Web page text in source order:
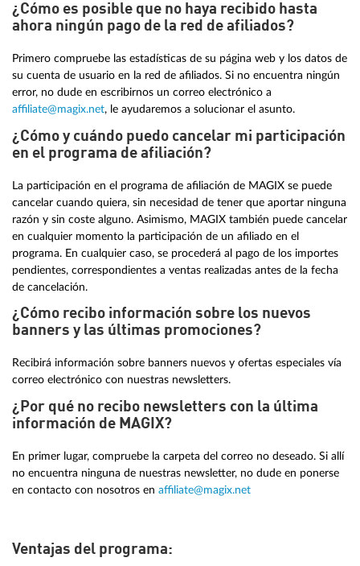
¿Cómo es posible que no haya recibido hasta
ahora ningún pago de la red de afiliados?
Primero compruebe las estadísticas de su página web y los datos de
su cuenta de usuario en la red de afiliados. Si no encuentra ningún
error, no dude en escribirnos un correo electrónico a
affiliate@magix.net, le ayudaremos a solucionar el asunto.
¿Cómo y cuándo puedo cancelar mi participación
en el programa de afiliación?
La participación en el programa de afiliación de MAGIX se puede
cancelar cuando quiera, sin necesidad de tener que aportar ninguna
razón y sin coste alguno. Asimismo, MAGIX también puede cancelar
en cualquier momento la participación de un afiliado en el
programa. En cualquier caso, se procederá al pago de los importes
pendientes, correspondientes a ventas realizadas antes de la fecha
de cancelación.
¿Cómo recibo información sobre los nuevos
banners y las últimas promociones?
Recibirá información sobre banners nuevos y ofertas especiales vía
correo electrónico con nuestras newsletters.
¿Por qué no recibo newsletters con la última
información de MAGIX?
En primer lugar, compruebe la carpeta del correo no deseado. Si allí
no encuentra ninguna de nuestras newsletter, no dude en ponerse
en contacto con nosotros en affiliate@magix.net
Ventajas del programa: